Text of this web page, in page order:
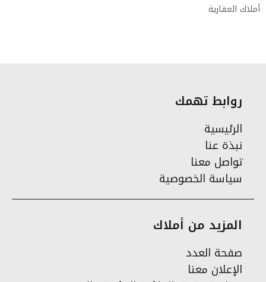
أملاك العقارية
روابط تهمك
الرئيسية
نبذة عنا
تواصل معنا
سياسة الخصوصية
المزيد من أملاك
صفحة العدد
الإعلان معنا